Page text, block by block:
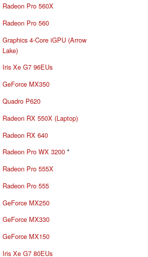
Radeon Pro 560X
Radeon Pro 560
Graphics 4-Core iGPU (Arrow
Lake)
Iris Xe G7 96EUs
GeForce MX350
Quadro P620
Radeon RX 550X (Laptop)
Radeon RX 640
Radeon Pro WX 3200 *
Radeon Pro 555X
Radeon Pro 555
GeForce MX250
GeForce MX330
GeForce MX150
Iris Xe G7 80EUs